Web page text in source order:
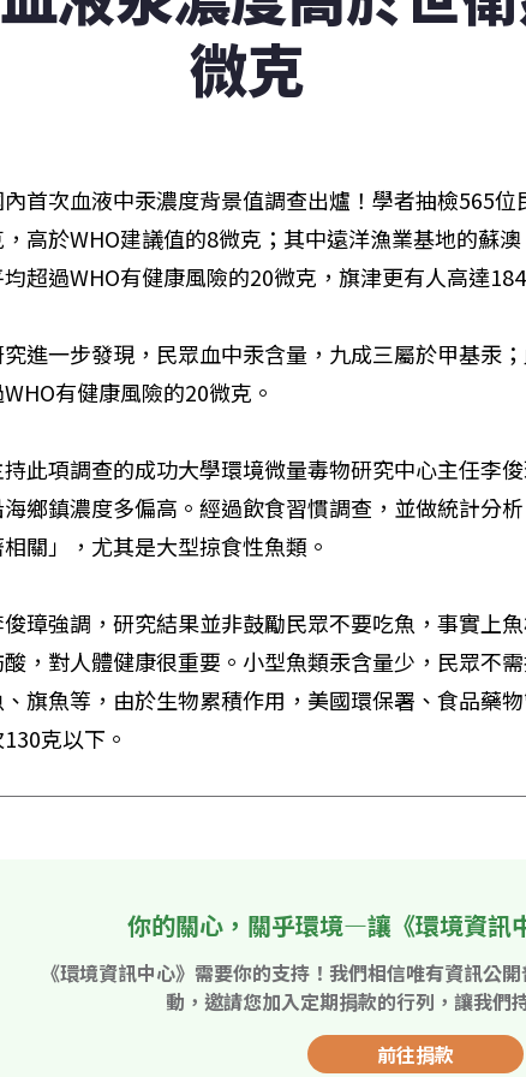
微克
內首次血液中汞濃度背景值調查出爐！學者抽檢565
，高於WHO建議值的8微克；其中遠洋漁業基地的蘇
超過WHO有健康風險的20微克，旗津更有人高達
進一步發現，民眾血中汞含量，九成三屬於甲基汞
有健康風險的20微克。
此項調查的成功大學環境微量毒物研究中心主任李
鄉鎮濃度多偏高。經過飲食習慣調查，並做統計分
關」，尤其是大型掠食性魚類。
璋強調，研究結果並非鼓勵民眾不要吃魚，事實上
，對人體健康很重要。小型魚類汞含量少，民眾不
、旗魚等，由於生物累積作用，美國環保署、食品藥
克以下。
你的關心，關乎環境—讓《環境資訊
《環境資訊中心》需要你的支持！我們相信唯有資訊公
動，邀請您加入定期捐款的行列，讓我們
前往捐款